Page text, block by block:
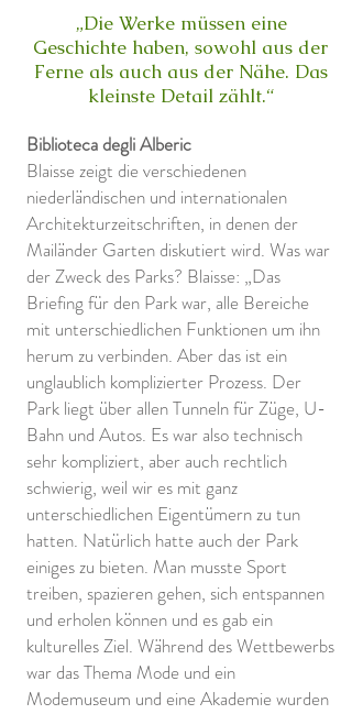
„Die Werke müssen eine
Geschichte haben, sowohl aus der
Ferne als auch aus der Nähe. Das
kleinste Detail zählt.“
Biblioteca degli Alberic
Blaisse zeigt die verschiedenen
niederländischen und internationalen
Architekturzeitschriften, in denen der
Mailänder Garten diskutiert wird. Was war
der Zweck des Parks? Blaisse: „Das
Briefing für den Park war, alle Bereiche
mit unterschiedlichen Funktionen um ihn
herum zu verbinden. Aber das ist ein
unglaublich komplizierter Prozess. Der
Park liegt über allen Tunneln für Züge, U-
Bahn und Autos. Es war also technisch
sehr kompliziert, aber auch rechtlich
schwierig, weil wir es mit ganz
unterschiedlichen Eigentümern zu tun
hatten. Natürlich hatte auch der Park
einiges zu bieten. Man musste Sport
treiben, spazieren gehen, sich entspannen
und erholen können und es gab ein
kulturelles Ziel. Während des Wettbewerbs
war das Thema Mode und ein
Modemuseum und eine Akademie wurden